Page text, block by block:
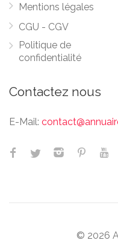
Mentions légales
CGU - CGV
Politique de
confidentialité
Contactez nous
E-Mail:
© 2026